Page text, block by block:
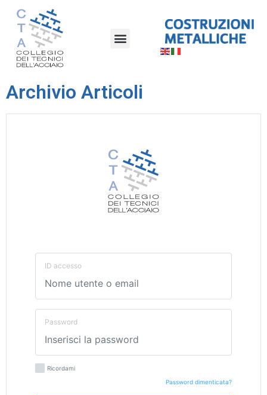
Archivio Articoli
ID accesso
Password
Ricordami
Password dimenticata?